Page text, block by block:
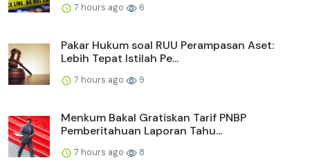
7 hours ago 6
Pakar Hukum soal RUU Perampasan Aset:
Lebih Tepat Istilah Pe...
7 hours ago 9
Menkum Bakal Gratiskan Tarif PNBP
Pemberitahuan Laporan Tahu...
7 hours ago 8